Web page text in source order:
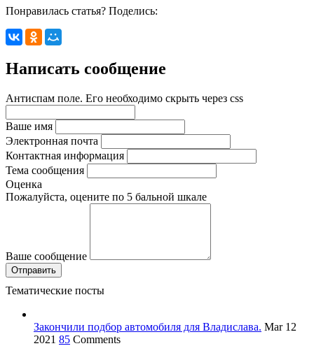
Понравилась статья? Поделись:
Написать сообщение
Антиспам поле. Его необходимо скрыть через css
Ваше имя
Электронная почта
Контактная информация
Тема сообщения
Оценка
Пожалуйста, оцените по 5 бальной шкале
Ваше сообщение
Тематические посты
Закончили подбор автомобиля для Владислава. Mar 12
2021 85 Comments